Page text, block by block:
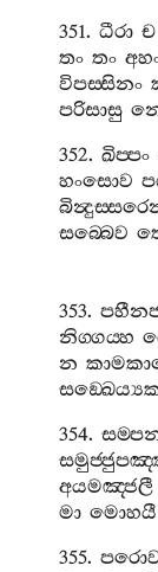
351.ධීරා ච
තං තං
විපස‍්සිනං
පරිසාසු
352.ඛිප‍්පං
හංසොව
සබ‍්බෙව
353.
නිග‍්ගය‍්හ
න
354.
අයමඤ‍්ජලී
මා මොහයී
355.